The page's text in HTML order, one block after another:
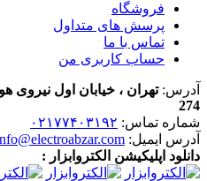
فروشگاه
پرسش های متداول
تماس با ما
حساب کاربری من
آدرس:تهران ، خیابان اول نیروی
274
شماره تماس: ۰۲۱۷۷۴۰۳۱۹۲
آدرس ایمیل:
دانلود اپلیکیشن الکتروابزار :